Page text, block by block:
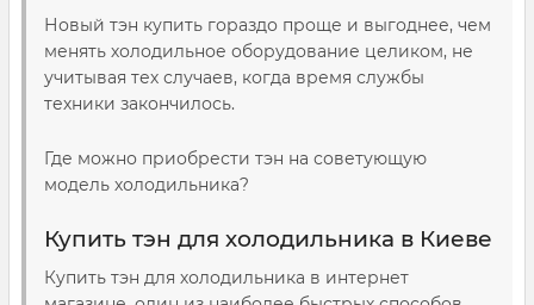
Новый тэн купить гораздо проще и выгоднее, чем
менять холодильное оборудование целиком, не
учитывая тех случаев, когда время службы
техники закончилось.
Где можно приобрести тэн на советующую
модель холодильника?
Купить тэн для холодильника в Киеве
Купить тэн для холодильника в интернет